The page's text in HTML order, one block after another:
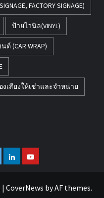
FACTORY SIGNAGE)
ป้ายไวนิล(VINYL)
(CAR WRAP)
งเสียงให้เช่าและจำหน่าย
LinkedinYoutube
| CoverNews by AF themes.